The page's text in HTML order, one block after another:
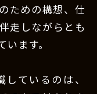
ための構想、仕
走しながらとも
ます。
ているのは、